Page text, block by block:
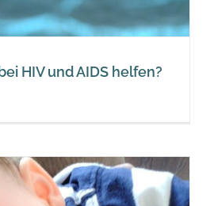
HIV und AIDS helfen?